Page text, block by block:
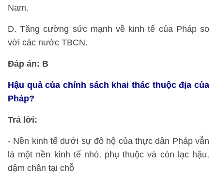
Nam.
D. Tăng cường sức mạnh về kinh tế của Pháp so
với các nước TBCN.
Đáp án: B
Hậu quả của chính sách khai thác thuộc địa của
Pháp?
Trả lời:
- Nền kinh tế dưới sự đô hộ của thực dân Pháp vẫn
là một nền kinh tế nhỏ, phụ thuộc và còn lạc hậu,
dậm chân tại chỗ